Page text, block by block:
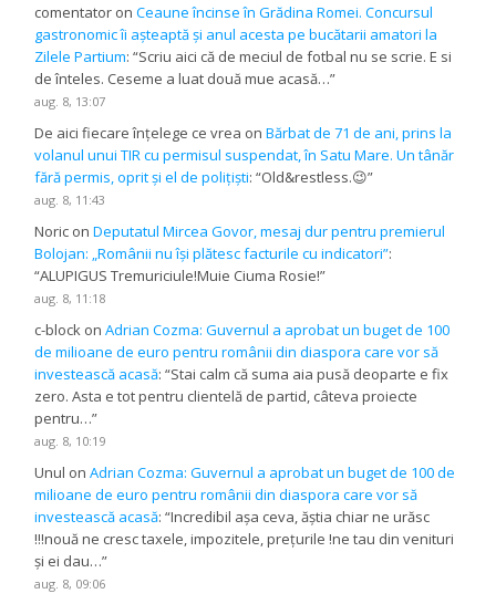
comentator onCeaune încinse în Grădina Romei. Concursul
gastronomic îi așteaptă și anul acesta pe bucătarii amatori la
Zilele Partium: “Scriu aici că de meciul de fotbal nu se scrie. E si
de înteles. Ceseme a luat două mue acasă…”
aug. 8, 13:07
De aici fiecare înțelege ce vrea onBărbat de 71 de ani, prins la
volanul unui TIR cu permisul suspendat, în Satu Mare. Un tânăr
fără permis, oprit și el de polițiști: “Old&restless.😉”
aug. 8, 11:43
Noric onDeputatul Mircea Govor, mesaj dur pentru premierul
Bolojan: „Românii nu își plătesc facturile cu indicatori”:
“ALUPIGUS Tremuriciule!Muie Ciuma Rosie!”
aug. 8, 11:18
c-block onAdrian Cozma: Guvernul a aprobat un buget de 100
de milioane de euro pentru românii din diaspora care vor să
investească acasă: “Stai calm că suma aia pusă deoparte e fix
zero. Asta e tot pentru clientelă de partid, câteva proiecte
pentru…”
aug. 8, 10:19
Unul onAdrian Cozma: Guvernul a aprobat un buget de 100 de
milioane de euro pentru românii din diaspora care vor să
investească acasă: “Incredibil așa ceva, ăștia chiar ne urăsc
!!!nouă ne cresc taxele, impozitele, prețurile !ne tau din venituri
și ei dau…”
aug. 8, 09:06